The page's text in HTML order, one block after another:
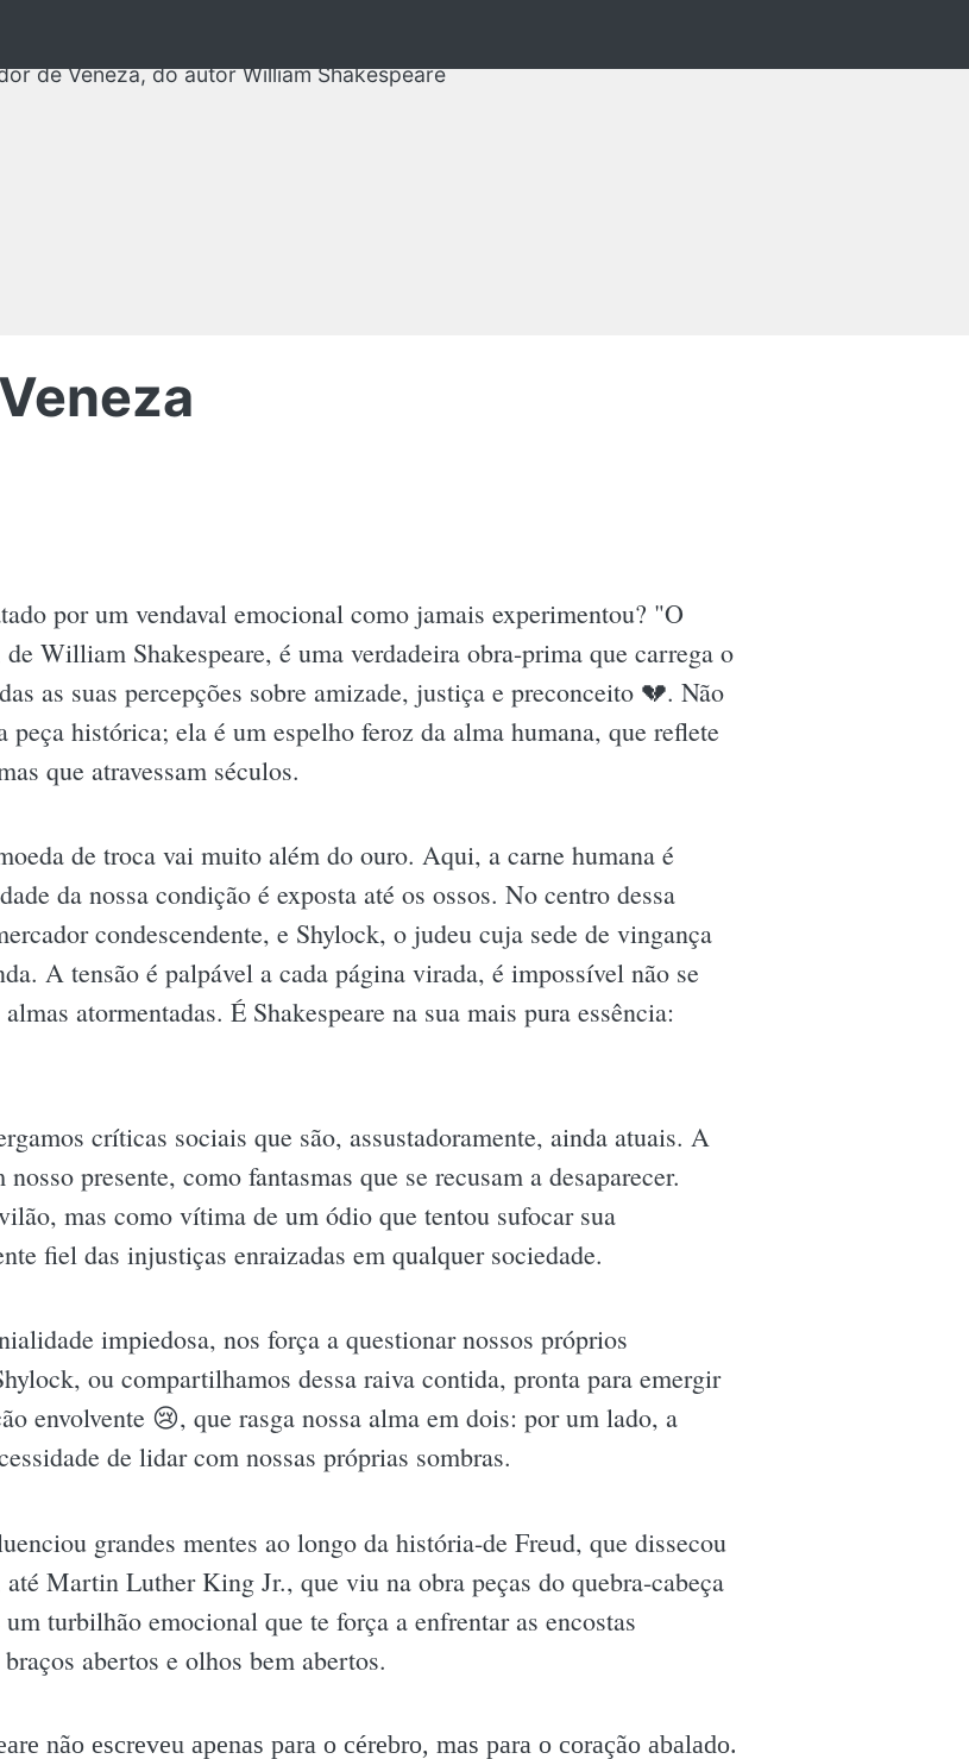
por um vendaval emocional como jamais experimentou? "O
William Shakespeare, é uma verdadeira obra-prima que carrega o
as suas percepções sobre amizade, justiça e preconceito 💔. Não
peça histórica; ela é um espelho feroz da alma humana, que reflete
que atravessam séculos.
de troca vai muito além do ouro. Aqui, a carne humana é
da nossa condição é exposta até os ossos. No centro dessa
condescendente, e Shylock, o judeu cuja sede de vingança
A tensão é palpável a cada página virada, é impossível não se
atormentadas. É Shakespeare na sua mais pura essência:
críticas sociais que são, assustadoramente, ainda atuais. A
presente, como fantasmas que se recusam a desaparecer.
mas como vítima de um ódio que tentou sufocar sua
fiel das injustiças enraizadas em qualquer sociedade.
impiedosa, nos força a questionar nossos próprios
ou compartilhamos dessa raiva contida, pronta para emergir
envolvente 😢, que rasga nossa alma em dois: por um lado, a
de lidar com nossas próprias sombras.
grandes mentes ao longo da história-de Freud, que dissecou
Martin Luther King Jr., que viu na obra peças do quebra-cabeça
turbilhão emocional que te força a enfrentar as encostas
abertos e olhos bem abertos.
não escreveu apenas para o cérebro, mas para o coração abalado.